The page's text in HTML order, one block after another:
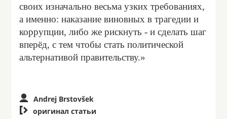
своих изначально весьма узких требованиях,
а именно: наказание виновных в трагедии и
коррупции, либо же рискнуть - и сделать шаг
вперёд, с тем чтобы стать политической
альтернативой правительству.»
Andrej Brstovšek
 оригинал статьи